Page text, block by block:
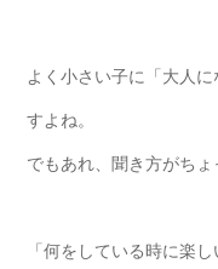
よく小さい子に「大人
すよね。
でもあれ、聞き方がちょ
「何をしている時に楽